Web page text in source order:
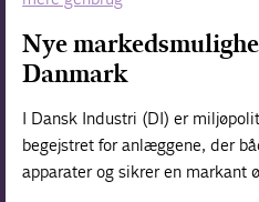
Nye
Danmark
I Dansk Industri (DI) er
begejstret for anlæggene, der
apparater og sikrer en markant